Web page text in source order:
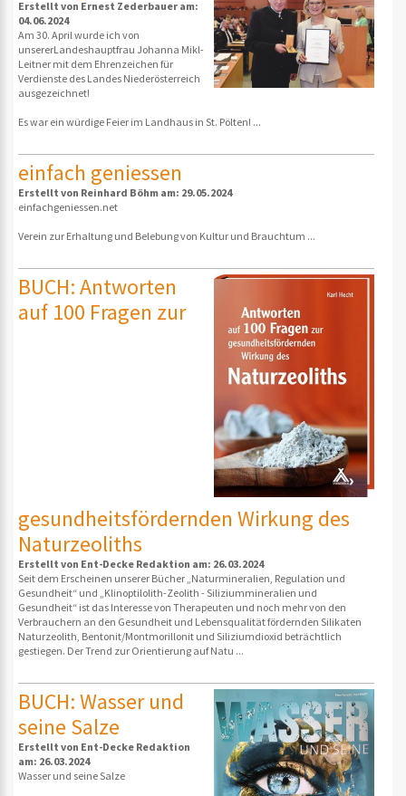
Erstellt von Ernest Zederbauer am:
04.06.2024
Am 30. April wurde ich von
unsererLandeshauptfrau Johanna Mikl-
Leitner mit dem Ehrenzeichen für
Verdienste des Landes Niederösterreich
ausgezeichnet!
Es war ein würdige Feier im Landhaus in St. Pölten! ...
einfach geniessen
Erstellt von Reinhard Böhm am: 29.05.2024
einfachgeniessen.net
Verein zur Erhaltung und Belebung von Kultur und Brauchtum ...
BUCH: Antworten
auf 100 Fragen zur
gesundheitsfördernden Wirkung des
Naturzeoliths
Erstellt von Ent-Decke Redaktion am: 26.03.2024
Seit dem Erscheinen unserer Bücher „Naturmineralien, Regulation und
Gesundheit“ und „Klinoptilolith-Zeolith - Siliziummineralien und
Gesundheit“ ist das Interesse von Therapeuten und noch mehr von den
Verbrauchern an den Gesundheit und Lebensqualität fördernden Silikaten
Naturzeolith, Bentonit/Montmorillonit und Siliziumdioxid beträchtlich
gestiegen. Der Trend zur Orientierung auf Natu ...
BUCH: Wasser und
seine Salze
Erstellt von Ent-Decke Redaktion
am: 26.03.2024
Wasser und seine Salze